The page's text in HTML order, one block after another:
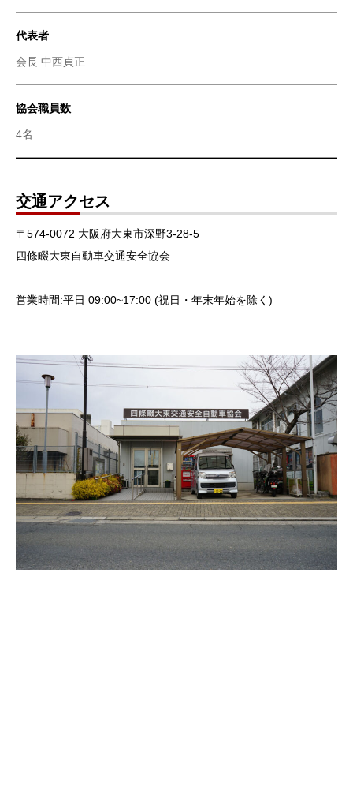
代表者
会長 中西貞正
協会職員数
4名
交通アクセス
〒574-0072 大阪府大東市深野3-28-5
四條畷大東自動車交通安全協会
営業時間:平日 09:00~17:00 (祝日・年末年始を除く)